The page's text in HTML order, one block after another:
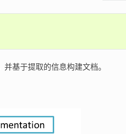
基于提取的信息构建文档。